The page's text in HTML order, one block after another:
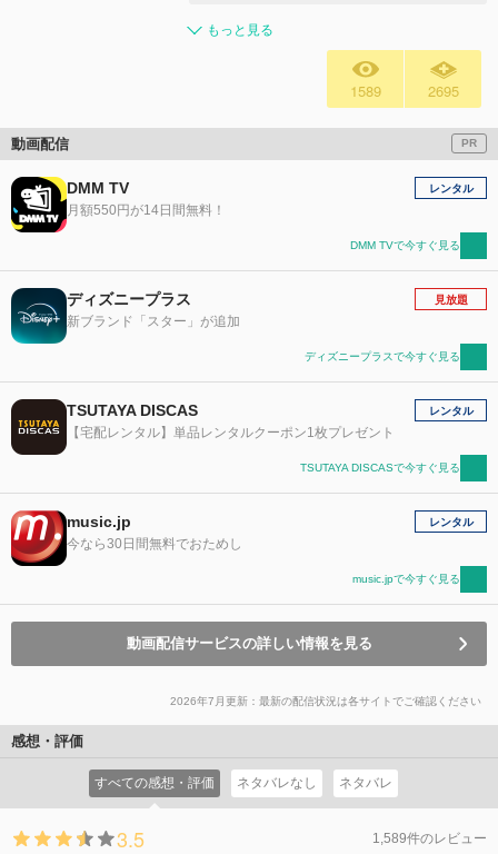
もっと見る
1589 2695
動画配信 PR
DMM TV
月額550円が14日間無料！
レンタル
DMM TVで今すぐ見る
ディズニープラス
新ブランド「スター」が追加
見放題
ディズニープラスで今すぐ見る
TSUTAYA DISCAS
【宅配レンタル】単品レンタルクーポン1枚プレゼント
レンタル
TSUTAYA DISCASで今すぐ見る
music.jp
今なら30日間無料でおためし
レンタル
music.jpで今すぐ見る
動画配信サービスの詳しい情報を見る
2026年7月更新：最新の配信状況は各サイトでご確認ください
感想・評価
すべての感想・評価 ネタバレなし ネタバレ
3.5 1,589件のレビュー